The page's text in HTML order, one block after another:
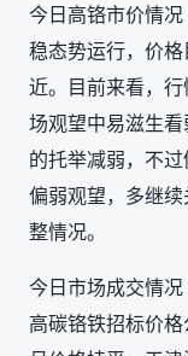
今日高铬市价情
稳态势运行，价
近。目前来看，
场观望中易滋生
的托举减弱，不
偏弱观望，多继
整情况。
今日市场成交情
高碳铬铁招标价